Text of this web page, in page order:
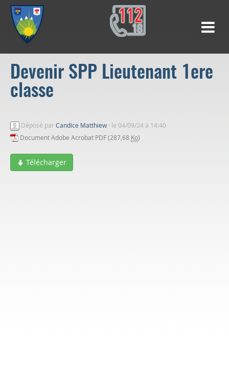
Devenir SPP Lieutenant 1ere
classe
Déposé parCandice Matthiew · le 04/09/24 à 14:40
Document Adobe Acrobat PDF (287,68 Ko)
Télécharger